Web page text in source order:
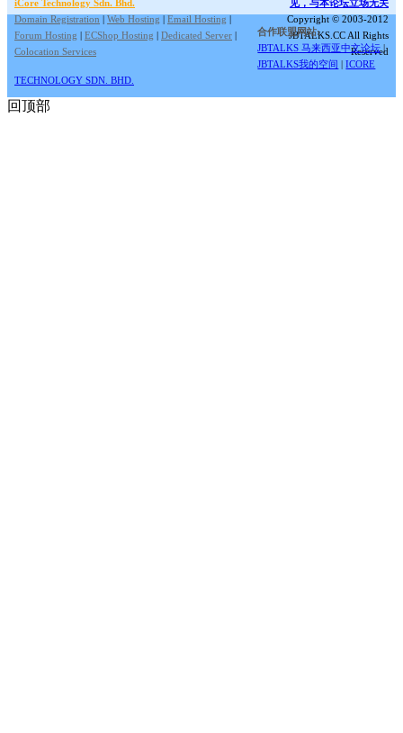
iCore Technology Sdn. Bhd.
Domain Registration | Web Hosting | Email Hosting |
Forum Hosting | ECShop Hosting | Dedicated Server |
Colocation Services
见，与本论坛立场无关
Copyright © 2003-2012
JBTALKS.CC All Rights
Reserved
合作联盟网站:
JBTALKS 马来西亚中文论坛 |
JBTALKS我的空间 |ICORE
TECHNOLOGY SDN. BHD.
回顶部